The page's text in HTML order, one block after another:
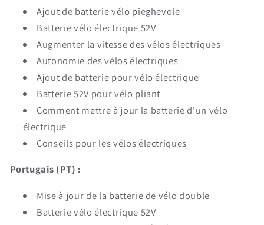
Ajout de batterie vélo pieghevole
Batterie vélo électrique 52V
Augmenter la vitesse des vélos électriques
Autonomie des vélos électriques
Ajout de batterie pour vélo électrique
Batterie 52V pour vélo pliant
Comment mettre à jour la batterie d'un vélo
électrique
Conseils pour les vélos électriques
Portugais (PT) :
Mise à jour de la batterie de vélo double
Batterie vélo électrique 52V